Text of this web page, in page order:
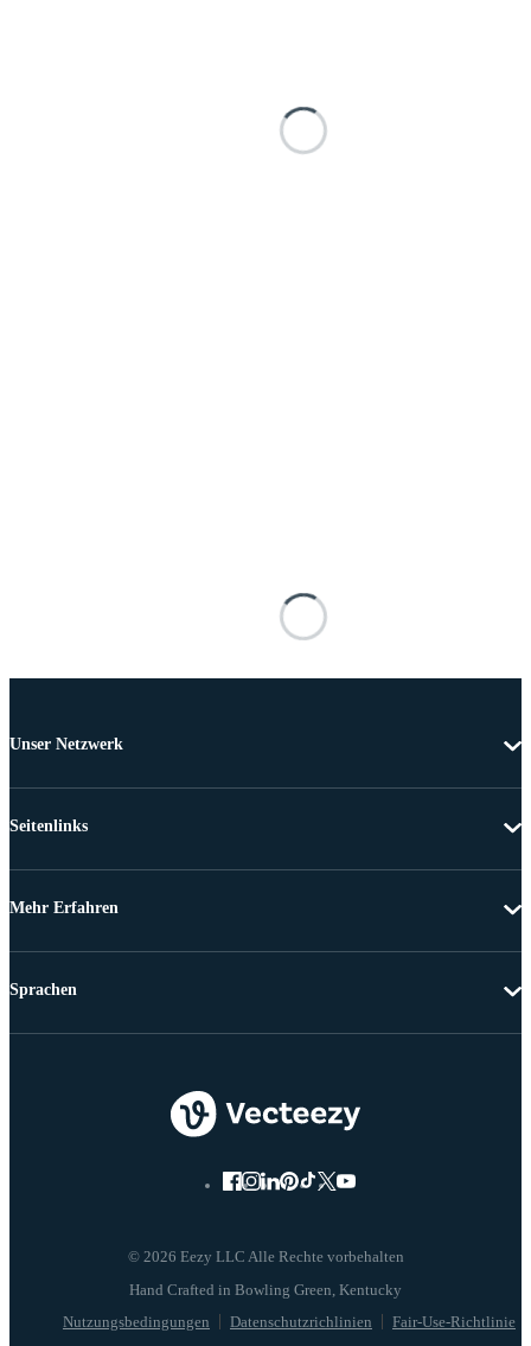
Unser Netzwerk
Seitenlinks
Mehr Erfahren
© 2026 Eezy LLC Alle Rechte vorbehalten
Nutzungsbedingungen Datenschutzrichlinien Fair-Use-Richtlinie
Sprachen